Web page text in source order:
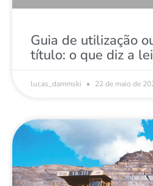
Guia de utilização
título: o que diz a
lucas_dammski 22 de maio de